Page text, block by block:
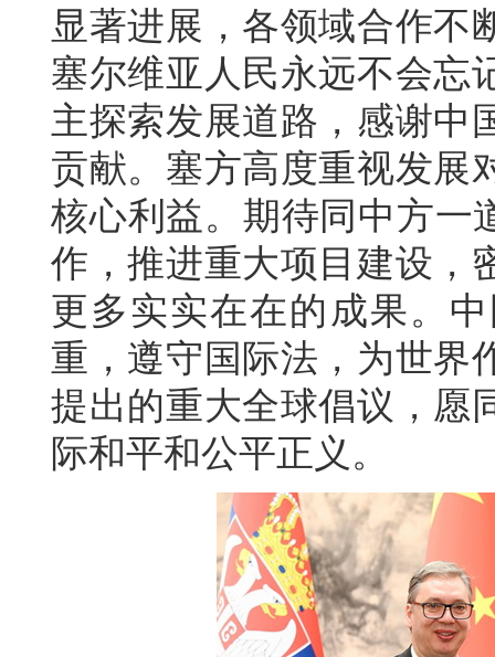
显著进展，各领域合作不
塞尔维亚人民永远不会忘
主探索发展道路，感谢中
贡献。塞方高度重视发展
核心利益。期待同中方一
作，推进重大项目建设，
更多实实在在的成果。
重，遵守国际法，为世界
提出的重大全球倡议，愿
际和平和公平正义。